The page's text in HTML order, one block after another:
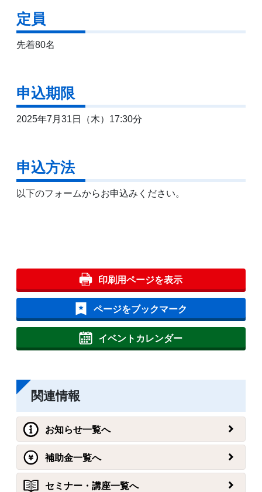
定員
先着80名
申込期限
2025年7月31日（木）17:30分
申込方法
以下のフォームからお申込みください。
印刷用ページを表示
ページをブックマーク
イベントカレンダー
関連情報
お知らせ一覧へ
補助金一覧へ
セミナー・講座一覧へ